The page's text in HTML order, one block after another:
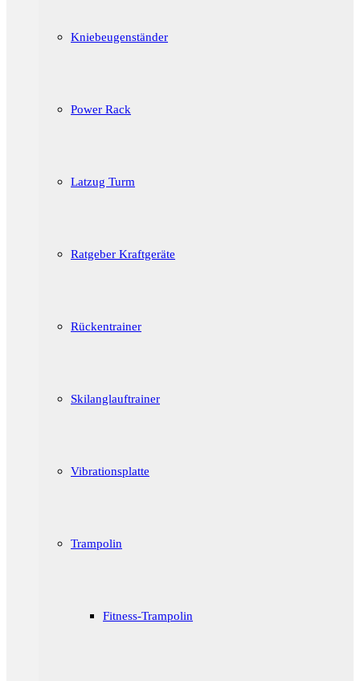
Kniebeugenständer
Power Rack
Latzug Turm
Ratgeber Kraftgeräte
Rückentrainer
Skilanglauftrainer
Vibrationsplatte
Trampolin
Fitness-Trampolin